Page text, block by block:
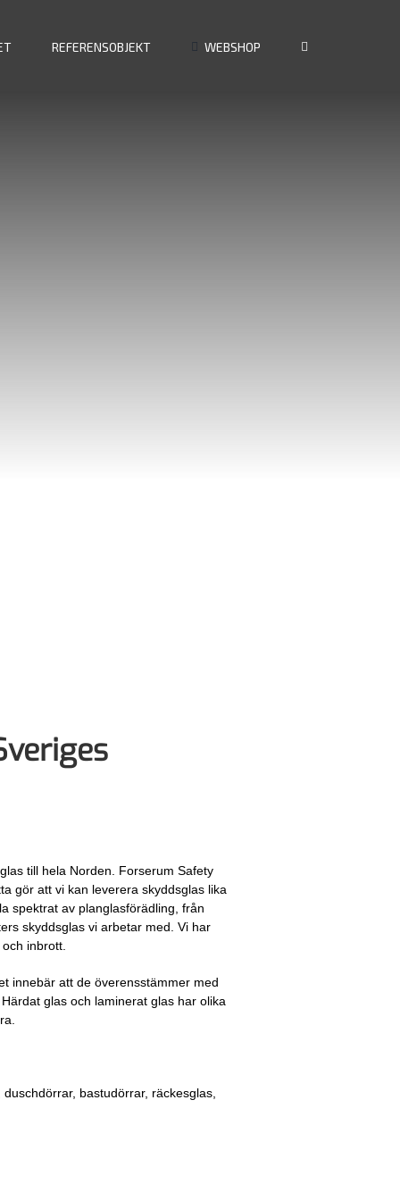
REFERENSOBJEKT WEBSHOP
till hela Norden. Forserum Safety
gör att vi kan leverera skyddsglas lika
spektrat av planglasförädling, från
skyddsglas vi arbetar med. Vi har
inbrott.
innebär att de överensstämmer med
glas och laminerat glas har olika
bastudörrar, räckesglas,